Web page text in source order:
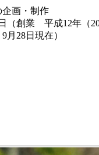
画・制作
創業 平成12年（
28日現在）